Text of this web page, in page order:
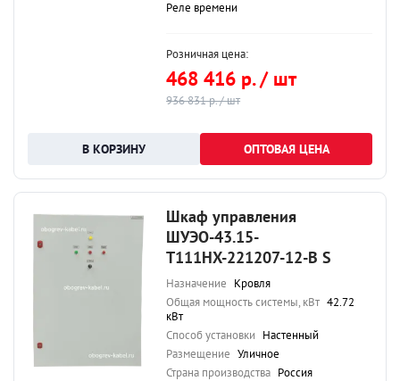
Реле времени
Розничная цена:
468 416 р. / шт
936 831 р. / шт
ОПТОВАЯ ЦЕНА
Шкаф управления
ШУЭО-43.15-
Т111НХ-221207-12-В S
Назначение Кровля
Общая мощность системы, кВт 42.72
кВт
Способ установки Настенный
Размещение Уличное
Страна производства Россия